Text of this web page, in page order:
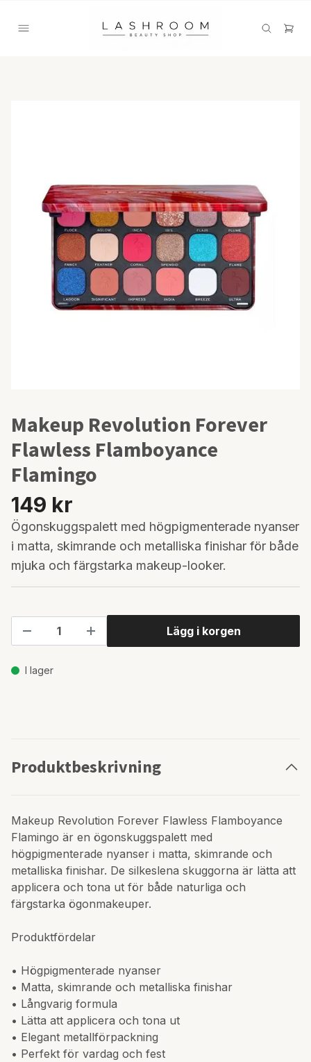
Makeup Revolution Forever
Flawless Flamboyance
Flamingo
149 kr
Ögonskuggspalett med högpigmenterade nyanser
i matta, skimrande och metalliska finishar för både
mjuka och färgstarka makeup-looker.
Lägg i korgen
I lager
Produktbeskrivning
Makeup Revolution Forever Flawless Flamboyance
Flamingo är en ögonskuggspalett med
högpigmenterade nyanser i matta, skimrande och
metalliska finishar. De silkeslena skuggorna är lätta att
applicera och tona ut för både naturliga och
färgstarka ögonmakeuper.
Produktfördelar
• Högpigmenterade nyanser
• Matta, skimrande och metalliska finishar
• Långvarig formula
• Lätta att applicera och tona ut
• Elegant metallförpackning
• Perfekt för vardag och fest